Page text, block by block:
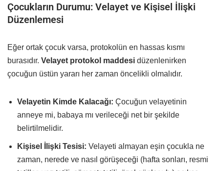
Çocukların Durumu: Velayet ve Kişisel İlişki
Düzenlemesi
Eğer ortak çocuk varsa, protokolün en hassas kısmı
burasıdır. Velayet protokol maddesi düzenlenirken
çocuğun üstün yararı her zaman öncelikli olmalıdır.
Velayetin Kimde Kalacağı: Çocuğun velayetinin
anneye mi, babaya mı verileceği net bir şekilde
belirtilmelidir.
Kişisel İlişki Tesisi: Velayeti almayan eşin çocukla ne
zaman, nerede ve nasıl görüşeceği (hafta sonları, resmi